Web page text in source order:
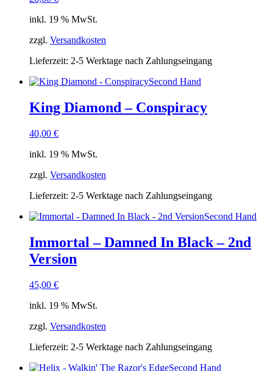
inkl. 19 % MwSt.
zzgl. Versandkosten
Lieferzeit: 2-5 Werktage nach Zahlungseingang
Second Hand
King Diamond – Conspiracy
40,00 €
inkl. 19 % MwSt.
zzgl. Versandkosten
Lieferzeit: 2-5 Werktage nach Zahlungseingang
Second Hand
Immortal – Damned In Black – 2nd
Version
45,00 €
inkl. 19 % MwSt.
zzgl. Versandkosten
Lieferzeit: 2-5 Werktage nach Zahlungseingang
Second Hand